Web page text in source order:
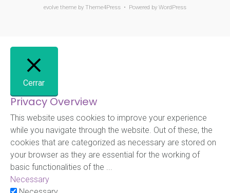
evolve theme by Theme4Press • Powered by WordPress
Cerrar
Privacy Overview
This website uses cookies to improve your experience
while you navigate through the website. Out of these, the
cookies that are categorized as necessary are stored on
your browser as they are essential for the working of
basic functionalities of the ...
Necessary